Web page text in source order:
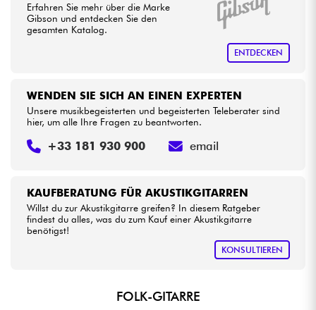
Erfahren Sie mehr über die Marke
Gibson und entdecken Sie den
gesamten Katalog.
ENTDECKEN
KAUFBERATUNG FÜR AKUSTIKGITARREN
Willst du zur Akustikgitarre greifen? In diesem Ratgeber
findest du alles, was du zum Kauf einer Akustikgitarre
benötigst!
KONSULTIEREN
WENDEN SIE SICH AN EINEN EXPERTEN
Unsere musikbegeisterten und begeisterten Teleberater sind
hier, um alle Ihre Fragen zu beantworten.
+33 181 930 900 email
FOLK-GITARRE